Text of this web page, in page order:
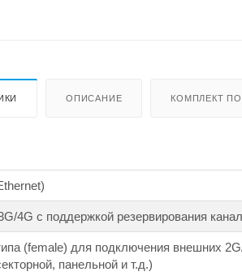
ОПИСАНИЕ КОМПЛЕКТ
4G с поддержкой резервирования
(female) для подключения внешних
панельной и т.д.)